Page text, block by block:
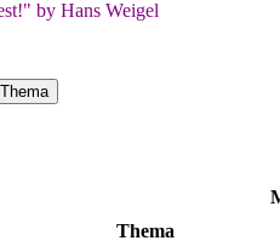
by Hans Weigel
Thema